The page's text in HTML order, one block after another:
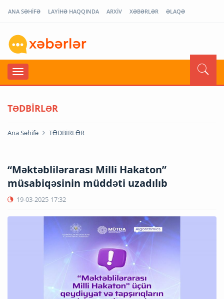
ANA SƏHİFƏ LAYİHƏ HAQQINDA ARXİV XƏBƏRLƏR ƏLAQƏ
TƏDBİRLƏR
Ana Səhifə TƏDBİRLƏR
“Məktəblilərarası Milli Hakaton”
müsabiqəsinin müddəti uzadılıb
19-03-2025 17:32